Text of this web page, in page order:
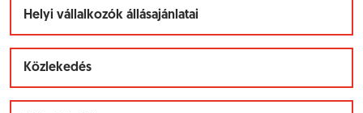
Helyi vállalkozók állásajánlatai
Közlekedés